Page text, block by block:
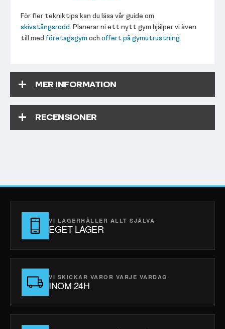
För fler tekniktips kan du läsa vår guide om
skivstångsrodd. Planerar ni ett nytt gym hjälper vi även
till med företagsgym och offert på gymutrustning.
MER INFORMATION
RECENSIONER
VI LAGERHÅLLER ALLT SJÄLVA
EGET LAGER
VI SKICKAR VAROR VARJE VARDAG
INOM 24H